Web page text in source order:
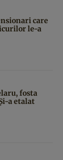
care
le-a
fosta
a etalat